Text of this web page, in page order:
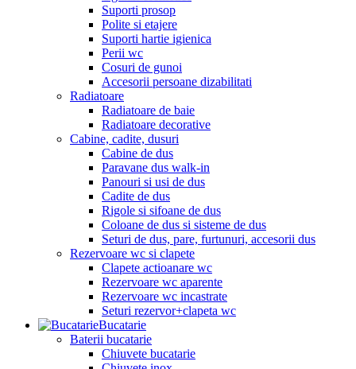
Suporti prosop
Polite si etajere
Suporti hartie igienica
Perii wc
Cosuri de gunoi
Accesorii persoane dizabilitati
Radiatoare
Radiatoare de baie
Radiatoare decorative
Cabine, cadite, dusuri
Cabine de dus
Paravane dus walk-in
Panouri si usi de dus
Cadite de dus
Rigole si sifoane de dus
Coloane de dus si sisteme de dus
Seturi de dus, pare, furtunuri, accesorii dus
Rezervoare wc si clapete
Clapete actioanare wc
Rezervoare wc aparente
Rezervoare wc incastrate
Seturi rezervor+clapeta wc
Bucatarie
Baterii bucatarie
Chiuvete bucatarie